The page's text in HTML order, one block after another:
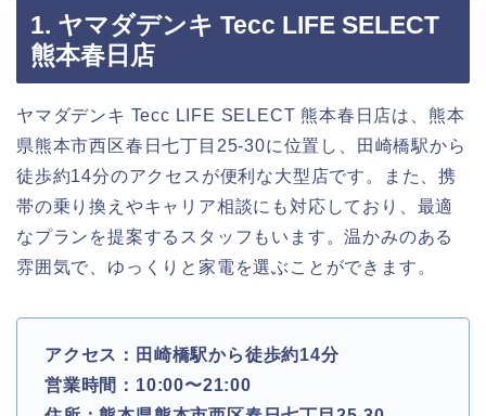
1. ヤマダデンキ Tecc LIFE SELECT
熊本春日店
ヤマダデンキ Tecc LIFE SELECT 熊本春日店は、熊本
県熊本市西区春日七丁目25-30に位置し、田崎橋駅から
徒歩約14分のアクセスが便利な大型店です。また、携
帯の乗り換えやキャリア相談にも対応しており、最適
なプランを提案するスタッフもいます。温かみのある
雰囲気で、ゆっくりと家電を選ぶことができます。
アクセス：田崎橋駅から徒歩約14分
営業時間：10:00〜21:00